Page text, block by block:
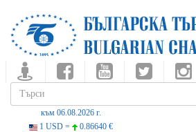
към 06.08.2026 г.
1 USD =
0.86640 €